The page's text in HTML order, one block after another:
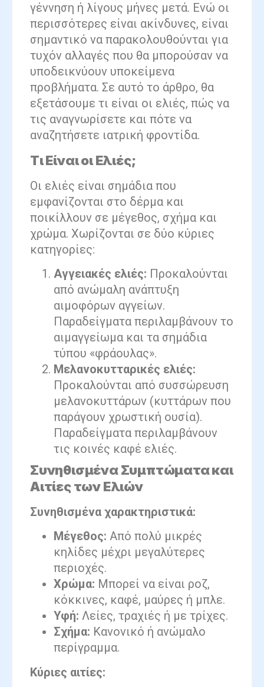
γέννηση ή λίγους μήνες μετά. Ενώ οι
περισσότερες είναι ακίνδυνες, είναι
σημαντικό να παρακολουθούνται για
τυχόν αλλαγές που θα μπορούσαν να
υποδεικνύουν υποκείμενα
προβλήματα. Σε αυτό το άρθρο, θα
εξετάσουμε τι είναι οι ελιές, πώς να
τις αναγνωρίσετε και πότε να
αναζητήσετε ιατρική φροντίδα.
Τι Είναι οι Ελιές;
Οι ελιές είναι σημάδια που
εμφανίζονται στο δέρμα και
ποικίλλουν σε μέγεθος, σχήμα και
χρώμα. Χωρίζονται σε δύο κύριες
κατηγορίες:
Αγγειακές ελιές: Προκαλούνται
από ανώμαλη ανάπτυξη
αιμοφόρων αγγείων.
Παραδείγματα περιλαμβάνουν το
αιμαγγείωμα και τα σημάδια
τύπου «φράουλας».
Μελανοκυτταρικές ελιές:
Προκαλούνται από συσσώρευση
μελανοκυττάρων (κυττάρων που
παράγουν χρωστική ουσία).
Παραδείγματα περιλαμβάνουν
τις κοινές καφέ ελιές.
Συνηθισμένα Συμπτώματα και
Αιτίες των Ελιών
Συνηθισμένα χαρακτηριστικά:
Μέγεθος: Από πολύ μικρές
κηλίδες μέχρι μεγαλύτερες
περιοχές.
Χρώμα: Μπορεί να είναι ροζ,
κόκκινες, καφέ, μαύρες ή μπλε.
Υφή: Λείες, τραχιές ή με τρίχες.
Σχήμα: Κανονικό ή ανώμαλο
περίγραμμα.
Κύριες αιτίες: